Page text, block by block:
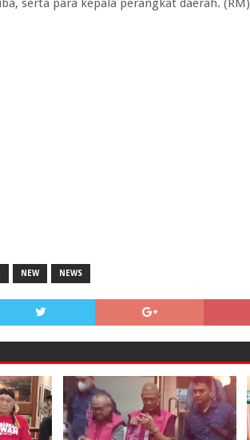
serta para kepala perangkat daerah. (RM)
NEW NEWS